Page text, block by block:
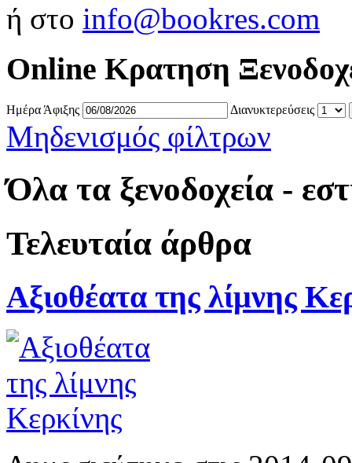
ή στο info@bookres.com
Online Κρατηση
Ημέρα Άφιξης Διανυκτερεύσεις
Μηδενισμός φίλτρων
Όλα τα ξενοδοχεία -
Τελευταία άρθρα
Αξιοθέατα της λίμνης